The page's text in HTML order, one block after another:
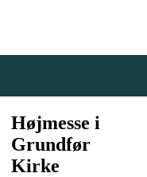
Højmesse i
Grundfør
Kirke